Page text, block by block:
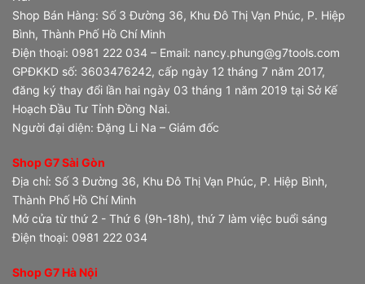
Shop Bán Hàng: Số 3 Đường 36, Khu Đô Thị Vạn Phúc, P. Hiệp
Bình, Thành Phố Hồ Chí Minh
Điện thoại: 0981 222 034 – Email: nancy.phung@g7tools.com
GPĐKKD số: 3603476242, cấp ngày 12 tháng 7 năm 2017,
đăng ký thay đổi lần hai ngày 03 tháng 1 năm 2019 tại Sở Kế
Hoạch Đầu Tư Tỉnh Đồng Nai.
Người đại diện: Đặng Li Na – Giám đốc
Shop G7 Sài Gòn
Địa chỉ: Số 3 Đường 36, Khu Đô Thị Vạn Phúc, P. Hiệp Bình,
Thành Phố Hồ Chí Minh
Mở cửa từ thứ 2 - Thứ 6 (9h-18h), thứ 7 làm việc buổi sáng
Điện thoại: 0981 222 034
Shop G7 Hà Nội